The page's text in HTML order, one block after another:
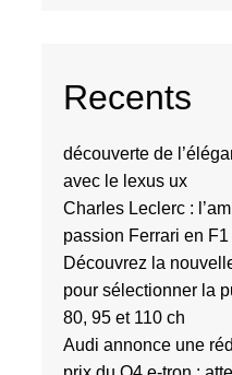
Recents
découverte de
avec le lexus ux
Charles Leclerc :
passion Ferrari en F1
Découvrez la
pour sélectionner la
80, 95 et 110 ch
Audi annonce une